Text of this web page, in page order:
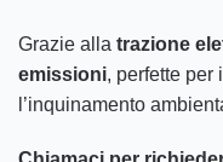
Grazie alla trazione
emissioni, perfette per
l’inquinamento